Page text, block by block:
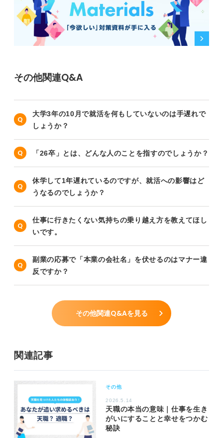
その他関連Q&A
大学3年の10月で就活を何もしていないのは手遅れで
しょうか？
「26卒」とは、どんな人のことを指すのでしょうか？
休学して1年遅れているのですが、就活への影響はど
うなるのでしょうか？
仕事に行きたくない気持ちの乗り越え方を教えてほし
いです。
副業の応募で「本業の会社名」を伏せるのはマナー違
反ですか？
その他関連Q&Aを見る
関連記事
その他
2026.5.14
天職の本当の意味｜仕事を生き
がいにすることと幸せをつかむ
秘訣